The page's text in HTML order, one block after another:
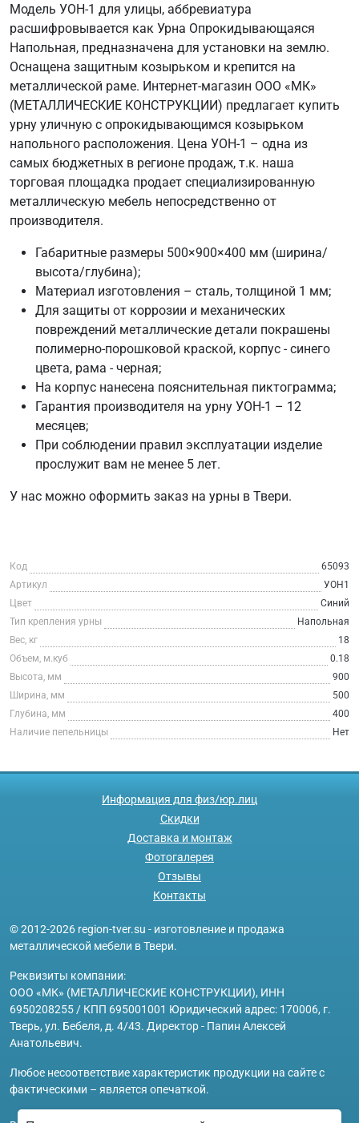
Модель УОН-1 для улицы, аббревиатура
расшифровывается как Урна Опрокидывающаяся
Напольная, предназначена для установки на землю.
Оснащена защитным козырьком и крепится на
металлической раме. Интернет-магазин ООО «МК»
(МЕТАЛЛИЧЕСКИЕ КОНСТРУКЦИИ) предлагает купить
урну уличную с опрокидывающимся козырьком
напольного расположения. Цена УОН-1 – одна из
самых бюджетных в регионе продаж, т.к. наша
торговая площадка продает специализированную
металлическую мебель непосредственно от
производителя.
Габаритные размеры 500×900×400 мм (ширина/
высота/глубина);
Материал изготовления – сталь, толщиной 1 мм;
Для защиты от коррозии и механических
повреждений металлические детали покрашены
полимерно-порошковой краской, корпус - синего
цвета, рама - черная;
На корпус нанесена пояснительная пиктограмма;
Гарантия производителя на урну УОН-1 – 12
месяцев;
При соблюдении правил эксплуатации изделие
прослужит вам не менее 5 лет.
У нас можно оформить заказ на урны в Твери.
Код
65093
Артикул
УОН1
Цвет
Синий
Тип крепления урны
Напольная
Вес, кг
18
Объем, м.куб
0.18
Высота, мм
900
Ширина, мм
500
Глубина, мм
400
Наличие пепельницы
Нет
Информация для физ/юр.лиц
Скидки
Доставка и монтаж
Фотогалерея
Отзывы
Контакты
© 2012-2026 region-tver.su - изготовление и продажа
металлической мебели в Твери.
Реквизиты компании:
ООО «МК» (МЕТАЛЛИЧЕСКИЕ КОНСТРУКЦИИ), ИНН
6950208255 / КПП 695001001 Юридический адрес: 170006, г.
Тверь, ул. Бебеля, д. 4/43. Директор - Папин Алексей
Анатольевич.
Любое несоответствие характеристик продукции на сайте с
фактическими – является опечаткой.